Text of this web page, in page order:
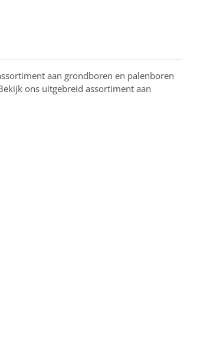
aan grondboren en palenboren
ons uitgebreid assortiment aan